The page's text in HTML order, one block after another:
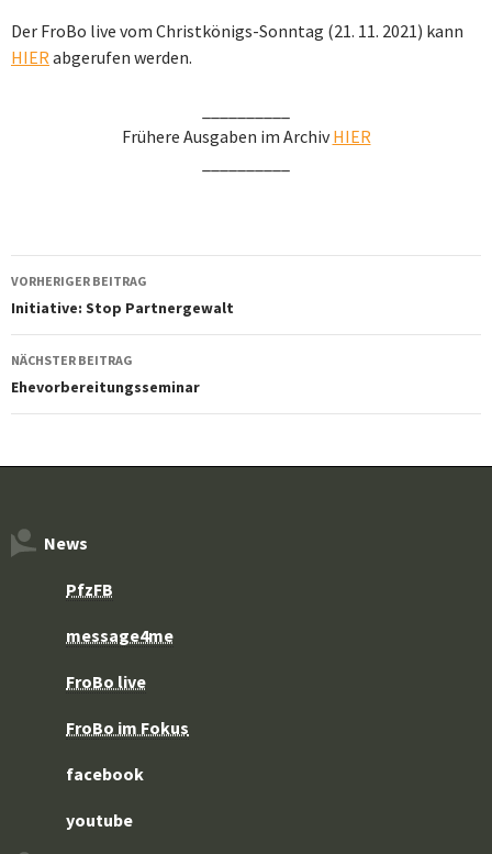
Der FroBo live vom Christkönigs-Sonntag (21. 11. 2021) kann
HIERabgerufen werden.
Frühere Ausgaben im ArchivHIER
Beitragsnavigation
VORHERIGER BEITRAG
Initiative: Stop Partnergewalt
NÄCHSTER BEITRAG
Ehevorbereitungsseminar
News
PfzFB
message4me
FroBo live
FroBo im Fokus
facebook
youtube